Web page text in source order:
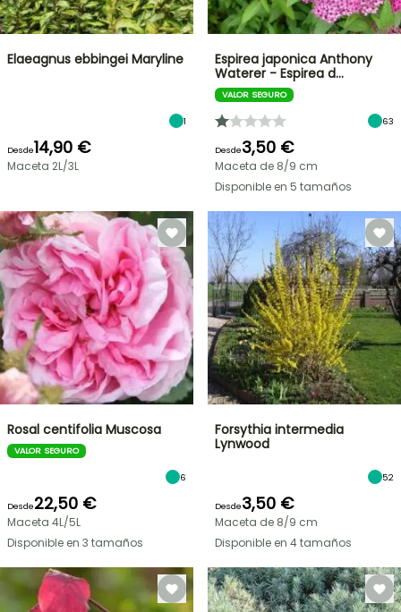
Elaeagnus ebbingei Maryline
1
Desde14,90 €
Maceta 2L/3L
Espirea japonica Anthony
Waterer - Espirea d…
VALOR SEGURO
63
Desde3,50 €
Maceta de 8/9 cm
Disponible en 5 tamaños
Rosal centifolia Muscosa
VALOR SEGURO
6
Desde22,50 €
Maceta 4L/5L
Disponible en 3 tamaños
Forsythia intermedia
Lynwood
52
Desde3,50 €
Maceta de 8/9 cm
Disponible en 4 tamaños